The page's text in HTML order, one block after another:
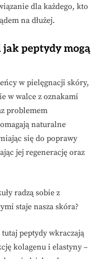
dla każdego, kto
na dłużej.
jak peptydy mogą
w pielęgnacji skóry,
w walce z oznakami
problemem
naturalne
się do poprawy
jej regenerację oraz
radzą sobie z
staje nasza skóra?
tutaj peptydy wkraczają
kolagenu i elastyny –